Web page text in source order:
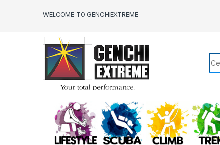
WELCOME TO GENCHIEXTREME
LIFESTYLE SCUBA CLIMB